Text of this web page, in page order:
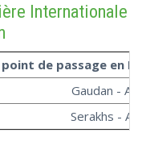
Internationale
de passage en
Gaudan -
Serakhs -